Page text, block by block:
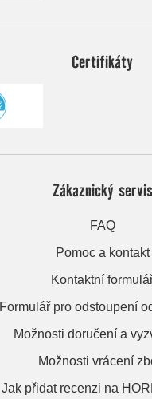
Certifikáty
Zákaznický servis
FAQ
Pomoc a kontakt
Kontaktní
Formulář pro odstoupení
Možnosti doručení a
Možnosti vrácení
Jak přidat recenzi na